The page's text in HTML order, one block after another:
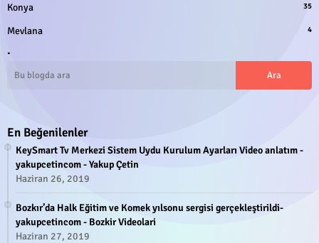
Konya 35
Mevlana 4
.
En Beğenilenler
KeySmart Tv Merkezi Sistem Uydu Kurulum Ayarları Video anlatım -
yakupcetincom - Yakup Çetin
Haziran 26, 2019
Bozkır’da Halk Eğitim ve Komek yılsonu sergisi gerçekleştirildi-
yakupcetincom - Bozkir Videolari
Haziran 27, 2019